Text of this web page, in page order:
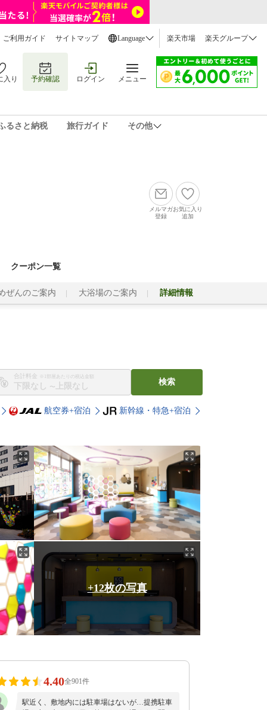
ご利用ガイド サイトマップ Language 楽天市場 楽天グループ
入り 予約確認 ログイン メニュー
るさと納税 旅行ガイド その他
メルマガ
登録
お気に入り
追加
クーポン一覧
ぜんのご案内 大浴場のご案内 詳細情報
合計料金 ※1部屋あたりの税込金額
〜
検索
航空券+宿泊 新幹線・特急+宿泊
+12枚の写真
4.40全901件
駅近く、敷地内には駐車場はないが…提携駐車